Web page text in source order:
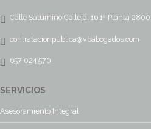
Calle Saturnino Calleja, 16 1ª Planta
contratacionpublica@vbabogados.com
657 024 570
SERVICIOS
Asesoramiento Integral